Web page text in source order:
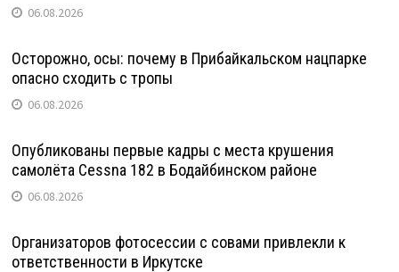
06.08.2026
Осторожно, осы: почему в Прибайкальском нацпарке
опасно сходить с тропы
06.08.2026
Опубликованы первые кадры с места крушения
самолёта Cessna 182 в Бодайбинском районе
06.08.2026
Организаторов фотосессии с совами привлекли к
ответственности в Иркутске